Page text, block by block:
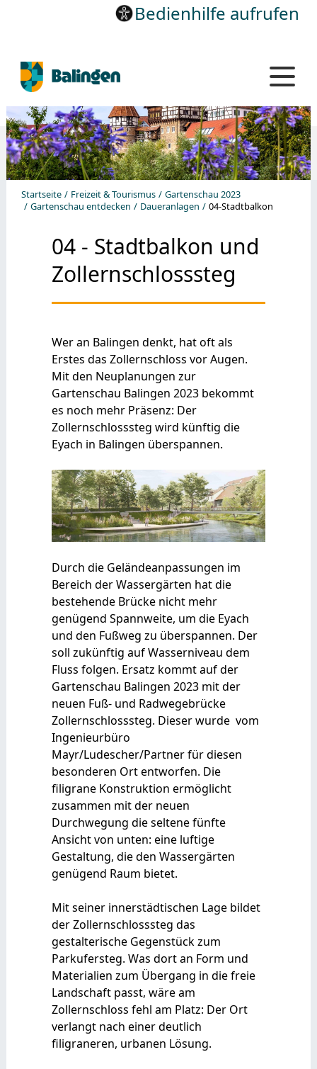
Bedienhilfe aufrufen
Startseite Freizeit & Tourismus
Gartenschau 2023
Gartenschau entdecken
Daueranlagen 04-Stadtbalkon
04 - Stadtbalkon und
Zollernschlosssteg
Wer an Balingen denkt, hat oft als
Erstes das Zollernschloss vor Augen.
Mit den Neuplanungen zur
Gartenschau Balingen 2023 bekommt
es noch mehr Präsenz: Der
Zollernschlosssteg wird künftig die
Eyach in Balingen überspannen.
Durch die Geländeanpassungen im
Bereich der Wassergärten hat die
bestehende Brücke nicht mehr
genügend Spannweite, um die Eyach
und den Fußweg zu überspannen. Der
soll zukünftig auf Wasserniveau dem
Fluss folgen. Ersatz kommt auf der
Gartenschau Balingen 2023 mit der
neuen Fuß- und Radwegebrücke
Zollernschlosssteg. Dieser wurde vom
Ingenieurbüro
Mayr/Ludescher/Partner für diesen
besonderen Ort entworfen. Die
filigrane Konstruktion ermöglicht
zusammen mit der neuen
Durchwegung die seltene fünfte
Ansicht von unten: eine luftige
Gestaltung, die den Wassergärten
genügend Raum bietet.
Mit seiner innerstädtischen Lage bildet
der Zollernschlosssteg das
gestalterische Gegenstück zum
Parkufersteg. Was dort an Form und
Materialien zum Übergang in die freie
Landschaft passt, wäre am
Zollernschloss fehl am Platz: Der Ort
verlangt nach einer deutlich
filigraneren, urbanen Lösung.